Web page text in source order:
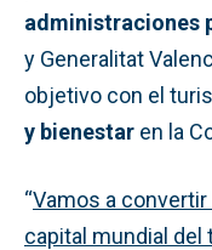
administraciones
y Generalitat
objetivo con el
y bienestar en la
“Vamos a convertir
capital mundial